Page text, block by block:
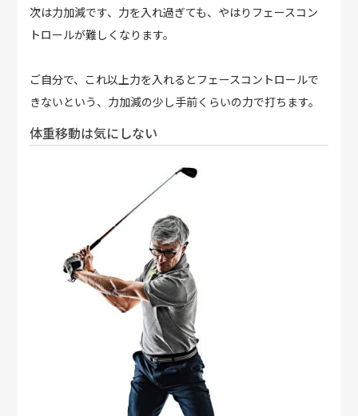
次は力加減です、力を入れ過ぎても、やはりフェースコン
トロールが難しくなります。
ご自分で、これ以上力を入れるとフェースコントロールで
きないという、力加減の少し手前くらいの力で打ちます。
体重移動は気にしない